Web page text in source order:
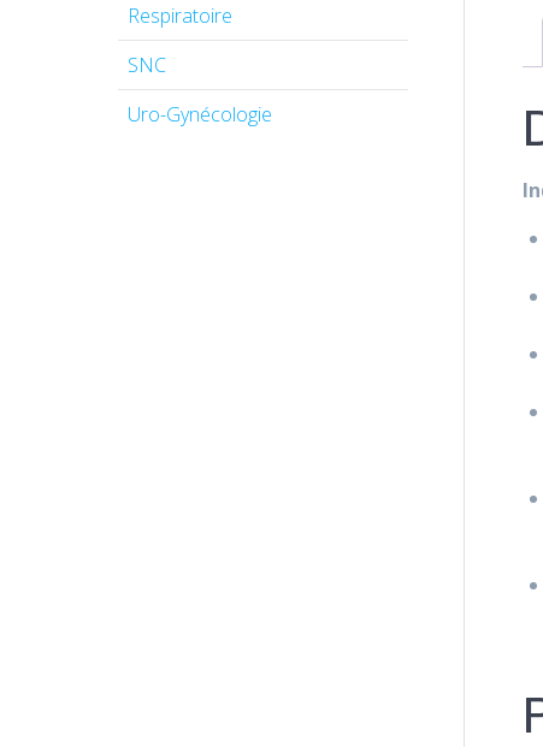
Respiratoire
SNC
Uro-Gynécologie